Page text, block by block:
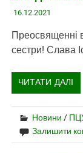
16.12.2021
Преосвященні
сестри! Слава
ЧИТАТИ ДАЛІ
Новини /
Залишити